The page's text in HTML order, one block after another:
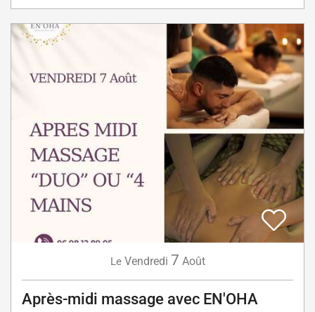
Le Vendredi 7 Août
Après-midi massage avec EN'OHA